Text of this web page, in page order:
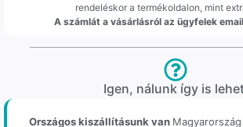
rendeléskor a termékoldalon, mint
A számlát a vásárlásról az ügyfelek
Igen, nálunk így is
Országos kiszállításunk van